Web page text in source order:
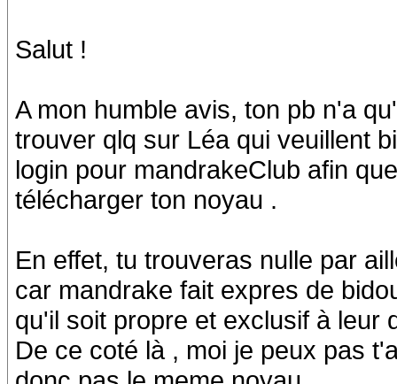
Salut !
A mon humble avis, ton pb n'a
trouver qlq sur Léa qui veuillent
login pour mandrakeClub afin
télécharger ton noyau .
En effet, tu trouveras nulle par
car mandrake fait expres de
qu'il soit propre et exclusif à leur
De ce coté là , moi je peux pas